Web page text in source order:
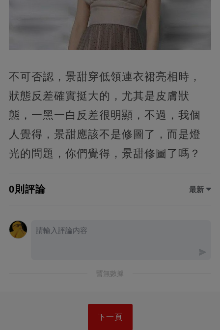
不可否認，景甜穿低領連衣裙亮相時，
狀態反差確實挺大的，尤其是皮膚狀
態，一黑一白反差很明顯，不過，我個
人覺得，景甜應該不是修圖了，而是燈
光的問題，你們覺得，景甜修圖了嗎？
0則評論 最新
暫無數據
下一頁